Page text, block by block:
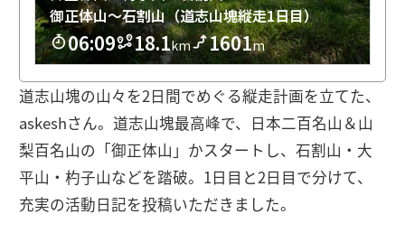
道志山塊の山々を2日間でめぐる縦走計画を立てた、
askeshさん。道志山塊最高峰で、日本二百名山＆山
梨百名山の「御正体山」かスタートし、石割山・大
平山・杓子山などを踏破。1日目と2日目で分けて、
充実の活動日記を投稿いただきました。